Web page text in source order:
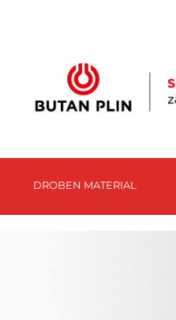
DROBEN MATERIAL